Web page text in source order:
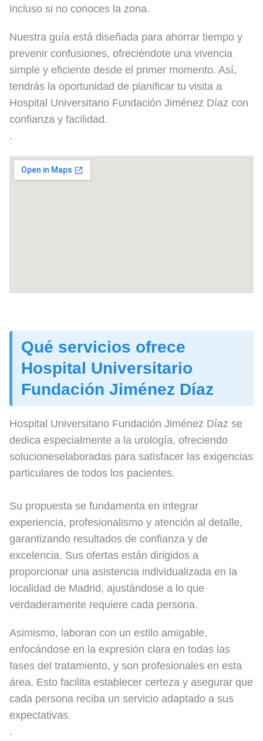
incluso si no conoces la zona.
Nuestra guía está diseñada para ahorrar tiempo y
prevenir confusiones, ofreciéndote una vivencia
simple y eficiente desde el primer momento. Así,
tendrás la oportunidad de planificar tu visita a
Hospital Universitario Fundación Jiménez Díaz con
confianza y facilidad.
.
Qué servicios ofrece
Hospital Universitario
Fundación Jiménez Díaz
Hospital Universitario Fundación Jiménez Díaz se
dedica especialmente a la urología, ofreciendo
solucioneselaboradas para satisfacer las exigencias
particulares de todos los pacientes.
Su propuesta se fundamenta en integrar
experiencia, profesionalismo y atención al detalle,
garantizando resultados de confianza y de
excelencia. Sus ofertas están dirigidos a
proporcionar una asistencia individualizada en la
localidad de Madrid, ajustándose a lo que
verdaderamente requiere cada persona.
Asimismo, laboran con un estilo amigable,
enfocándose en la expresión clara en todas las
fases del tratamiento, y son profesionales en esta
área. Esto facilita establecer certeza y asegurar que
cada persona reciba un servicio adaptado a sus
expectativas.
.